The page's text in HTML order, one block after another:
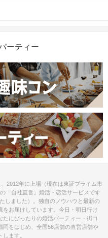
ーティー
2012年に上場（現在は東証プライム市
「自社直営」婚活・恋活サービスです
しました）。独自のノウハウと最新の
をお届けしています。今日・明日行け
にぴったりの婚活パーティー・街コ
岡をはじめ、全国56店舗の直営店舗や
ます。